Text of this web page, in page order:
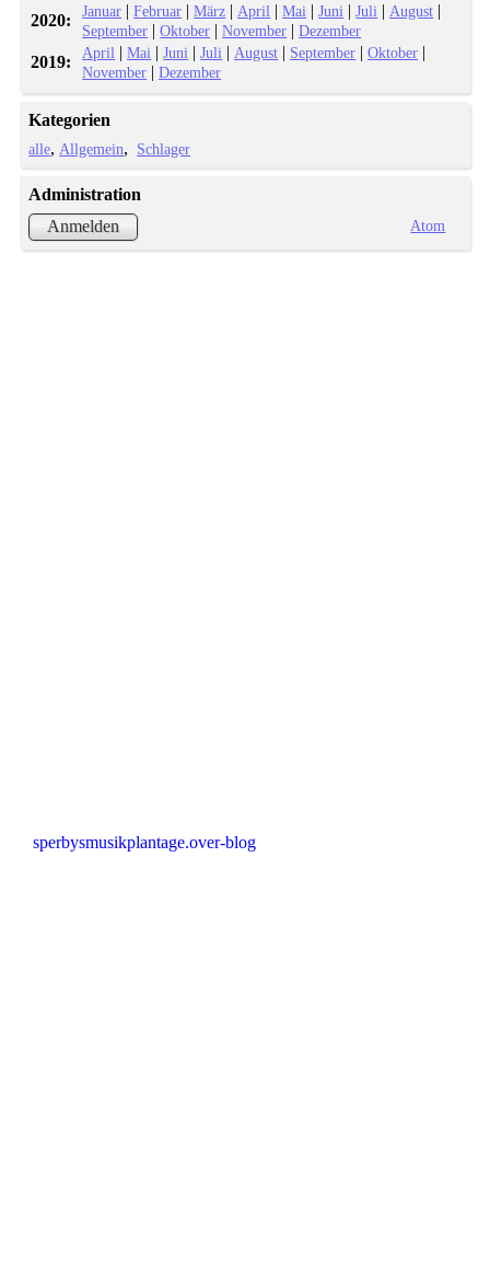
2020: Januar |Februar |März | April |Mai |Juni |Juli | August |
September |Oktober |November |Dezember
2019: April |Mai |Juni |Juli | August | September |Oktober |
November |Dezember
Kategorien
alle Allgemein Schlager
Administration
Anmelden
Atom
sperbysmusikplantage.over-blog